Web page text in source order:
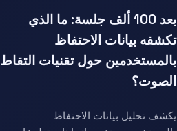
بعد 100 ألف جلسة: ما الذي
تكشفه بيانات الاحتفاظ
بالمستخدمين حول تقنيات التقاط
الصوت؟
يكشف تحليل بيانات الاحتفاظ